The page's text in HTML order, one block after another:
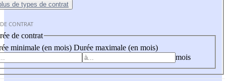
de types de contrat
CONTRAT
de contrat
minimale (en mois) Durée maximale (en mois)
mois